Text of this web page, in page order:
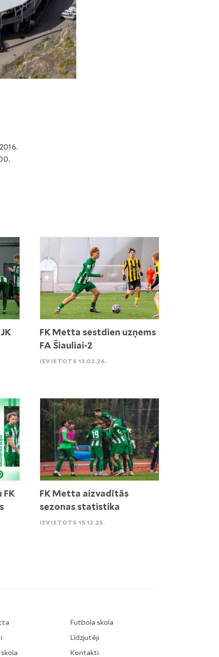
FK Metta sestdien uzņems
FA Šiauliai-2
IEVIETOTS 13.02.26.
FK
FK Metta aizvadītās
sezonas statistika
IEVIETOTS 15.12.25.
Futbola skola
Līdzjutēji
Kontakti